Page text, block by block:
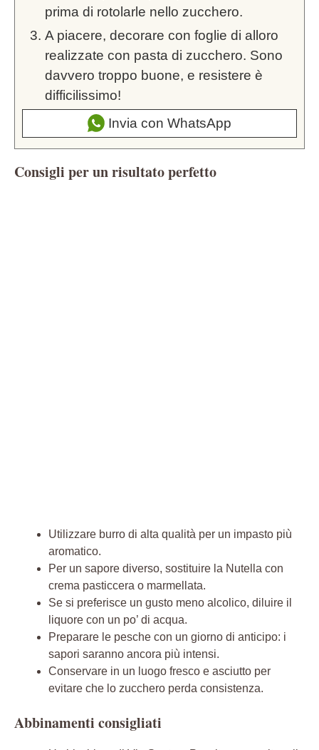
prima di rotolarle nello zucchero.
A piacere, decorare con foglie di alloro
realizzate con pasta di zucchero. Sono
davvero troppo buone, e resistere è
difficilissimo!
Invia con WhatsApp
Consigli per un risultato perfetto
Utilizzare burro di alta qualità per un impasto più
aromatico.
Per un sapore diverso, sostituire la Nutella con
crema pasticcera o marmellata.
Se si preferisce un gusto meno alcolico, diluire il
liquore con un po’ di acqua.
Preparare le pesche con un giorno di anticipo: i
sapori saranno ancora più intensi.
Conservare in un luogo fresco e asciutto per
evitare che lo zucchero perda consistenza.
Abbinamenti consigliati